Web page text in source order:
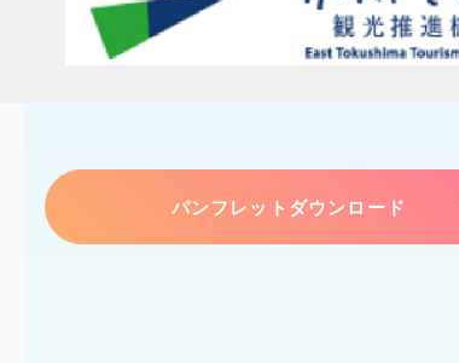
パンフレットダウンロード